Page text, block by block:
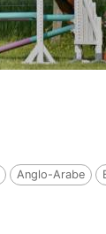
Anglo-Arabe